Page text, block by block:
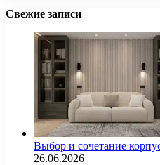
Свежие записи
Выбор и сочетание
26.06.2026